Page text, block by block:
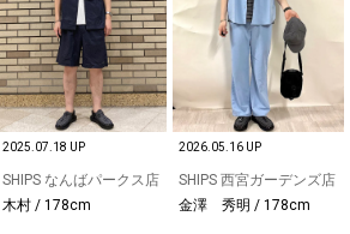
2025.07.18 UP
SHIPS なんばパークス店
木村 / 178cm
2026.05.16 UP
SHIPS 西宮ガーデンズ店
金澤 秀明 / 178cm